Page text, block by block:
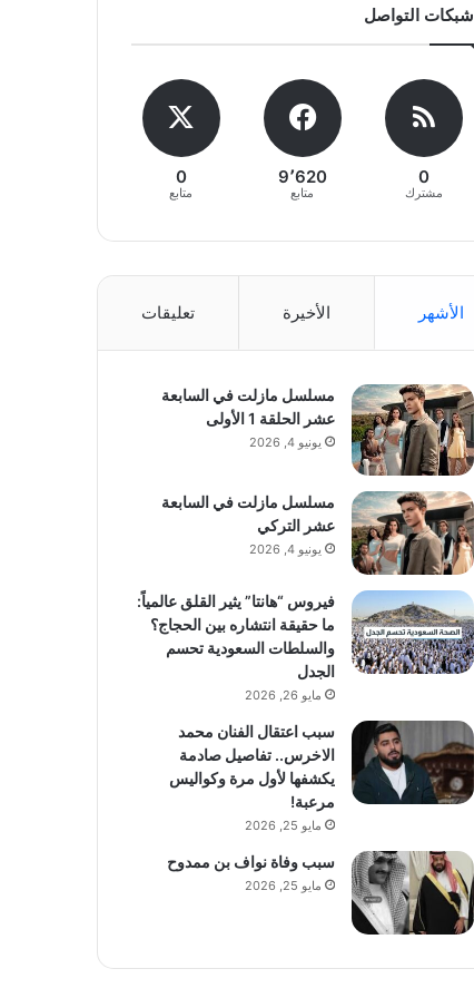
شبكات التواصل
0
مشترك
9٬620
متابع
0
متابع
الأشهر الأخيرة تعليقات
مسلسل مازلت في السابعة
عشر الحلقة 1 الأولى
يونيو 4, 2026
مسلسل مازلت في السابعة
عشر التركي
يونيو 4, 2026
فيروس “هانتا” يثير القلق عالمياً:
ما حقيقة انتشاره بين الحجاج؟
والسلطات السعودية تحسم
الجدل
مايو 26, 2026
سبب اعتقال الفنان محمد
الاخرس.. تفاصيل صادمة
يكشفها لأول مرة وكواليس
مرعبة!
مايو 25, 2026
سبب وفاة نواف بن ممدوح
مايو 25, 2026